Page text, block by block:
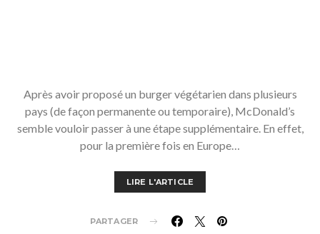
Après avoir proposé un burger végétarien dans plusieurs
pays (de façon permanente ou temporaire), McDonald’s
semble vouloir passer à une étape supplémentaire. En effet,
pour la première fois en Europe…
LIRE L'ARTICLE
PARTAGER